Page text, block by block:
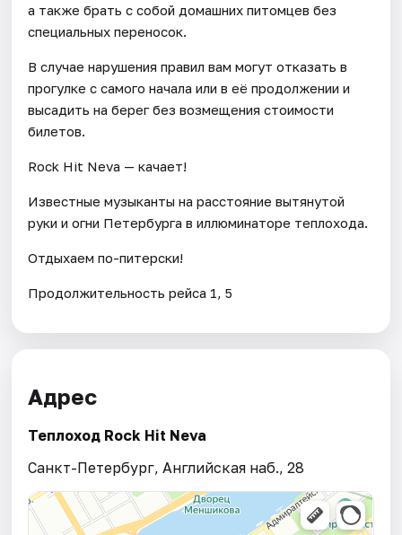
а также брать с собой домашних питомцев без
специальных переносок.
В случае нарушения правил вам могут отказать в
прогулке с самого начала или в её продолжении и
высадить на берег без возмещения стоимости
билетов.
Rock Hit Neva — качает!
Известные музыканты на расстояние вытянутой
руки и огни Петербурга в иллюминаторе теплохода.
Отдыхаем по-питерски!
Продолжительность рейса 1, 5
Адрес
Теплоход Rock Hit Neva
Санкт-Петербург, Английская наб., 28